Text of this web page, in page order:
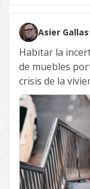
Asier
Habitar la
de muebles
crisis de la